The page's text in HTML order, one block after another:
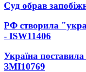
Суд обрав
РФ створила
- ISW11406
Україна
ЗМІ10769